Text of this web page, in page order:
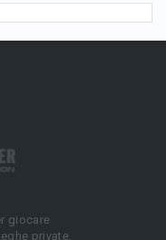
giocare
private,